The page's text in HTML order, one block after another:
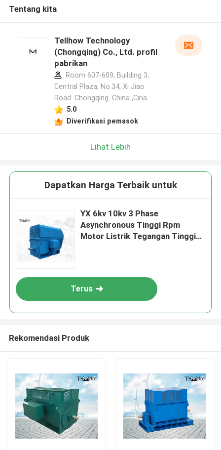
Tentang kita
Tellhow Technology
(Chongqing) Co., Ltd. profil
pabrikan
Room 607-609, Building 3,
Central Plaza, No.34, Xi Jiao
Road. Chongqing. China ,Cina
5.0
Diverifikasi pemasok
Lihat Lebih
Dapatkan Harga Terbaik untuk
YX 6kv 10kv 3 Phase
Asynchronous Tinggi Rpm
Motor Listrik Tegangan Tinggi
Terus
Rekomendasi Produk